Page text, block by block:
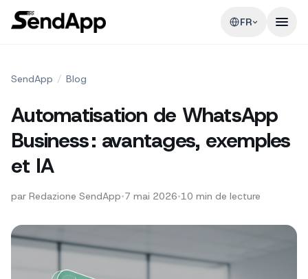
FR
SendApp / Blog
Automatisation de WhatsApp
Business : avantages, exemples
et IA
par Redazione SendApp•7 mai 2026•10 min de lecture